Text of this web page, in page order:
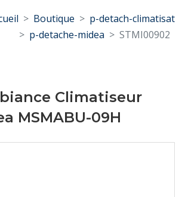
Boutique
p-detach-climatisat
p-detache-midea
STMI00902
Climatiseur
MSMABU-09H